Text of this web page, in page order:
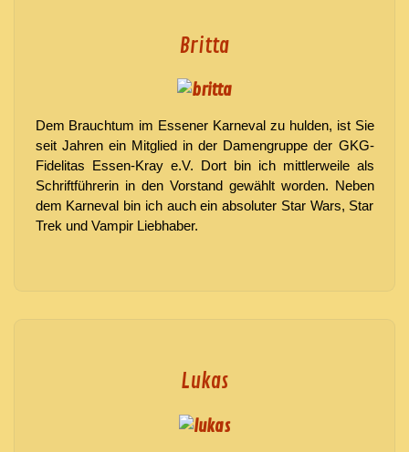
Britta
Dem Brauchtum im Essener Karneval zu hulden, ist Sie
seit Jahren ein Mitglied in der Damengruppe der GKG-
Fidelitas Essen-Kraye.V. Dort bin ich mittlerweile als
Schriftführerin in den Vorstand gewählt worden. Neben
dem Karneval bin ich auch ein absoluter Star Wars, Star
Trek und Vampir Liebhaber.
Lukas